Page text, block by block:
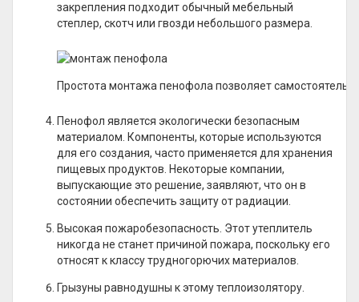
закрепления подходит обычный мебельный
степлер, скотч или гвозди небольшого размера.
Простота монтажа пенофола позволяет
Пенофол является экологически безопасным
материалом. Компоненты, которые используются
для его создания, часто применяется для хранения
пищевых продуктов. Некоторые компании,
выпускающие это решение, заявляют, что он в
состоянии обеспечить защиту от радиации.
Высокая пожаробезопасность. Этот утеплитель
никогда не станет причиной пожара, поскольку его
относят к классу трудногорючих материалов.
Грызуны равнодушны к этому теплоизолятору.